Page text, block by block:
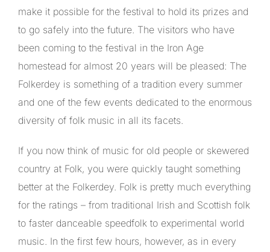
make it possible for the festival to hold its prizes and
to go safely into the future. The visitors who have
been coming to the festival in the Iron Age
homestead for almost 20 years will be pleased: The
Folkerdey is something of a tradition every summer
and one of the few events dedicated to the enormous
diversity of folk music in all its facets.
If you now think of music for old people or skewered
country at Folk, you were quickly taught something
better at the Folkerdey. Folk is pretty much everything
for the ratings – from traditional Irish and Scottish folk
to faster danceable speedfolk to experimental world
music. In the first few hours, however, as in every